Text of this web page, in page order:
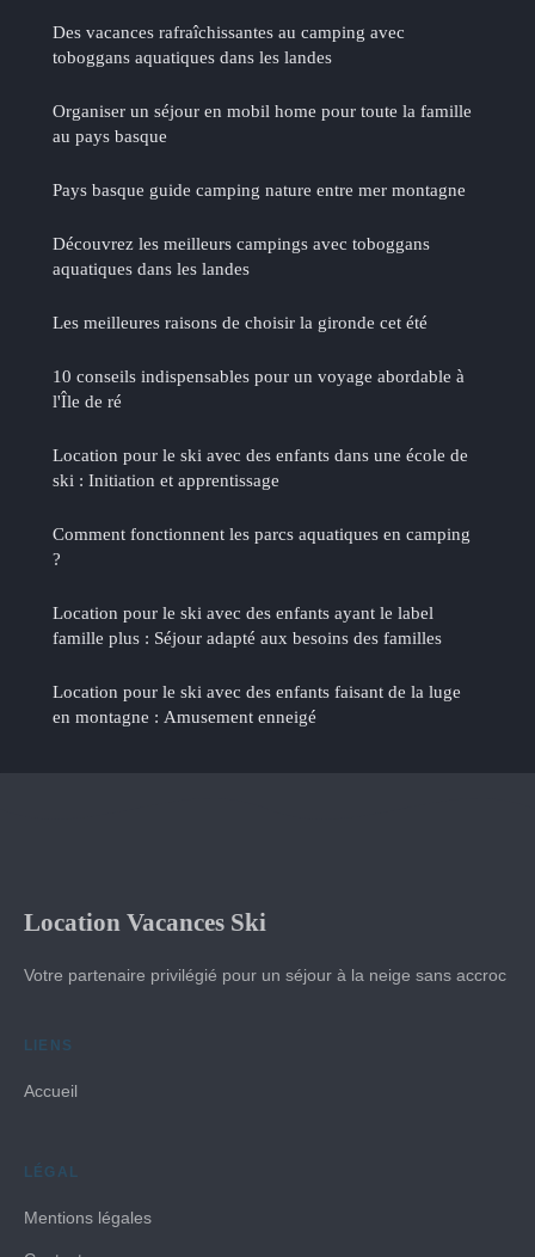
Des vacances rafraîchissantes au camping avec
toboggans aquatiques dans les landes
Organiser un séjour en mobil home pour toute la famille
au pays basque
Pays basque guide camping nature entre mer montagne
Découvrez les meilleurs campings avec toboggans
aquatiques dans les landes
Les meilleures raisons de choisir la gironde cet été
10 conseils indispensables pour un voyage abordable à
l'Île de ré
Location pour le ski avec des enfants dans une école de
ski : Initiation et apprentissage
Comment fonctionnent les parcs aquatiques en camping
?
Location pour le ski avec des enfants ayant le label
famille plus : Séjour adapté aux besoins des familles
Location pour le ski avec des enfants faisant de la luge
en montagne : Amusement enneigé
Location Vacances Ski
Votre partenaire privilégié pour un séjour à la neige sans accroc
LIENS
Accueil
LÉGAL
Mentions légales